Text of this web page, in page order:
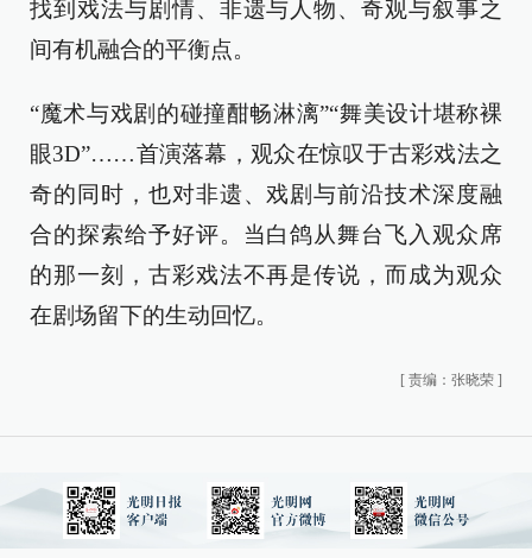
找到戏法与剧情、非遗与人物、奇观与叙事之
间有机融合的平衡点。
“魔术与戏剧的碰撞酣畅淋漓”“舞美设计堪称裸
眼3D”……首演落幕，观众在惊叹于古彩戏法之
奇的同时，也对非遗、戏剧与前沿技术深度融
合的探索给予好评。当白鸽从舞台飞入观众席
的那一刻，古彩戏法不再是传说，而成为观众
在剧场留下的生动回忆。
[ 责编：张晓荣 ]